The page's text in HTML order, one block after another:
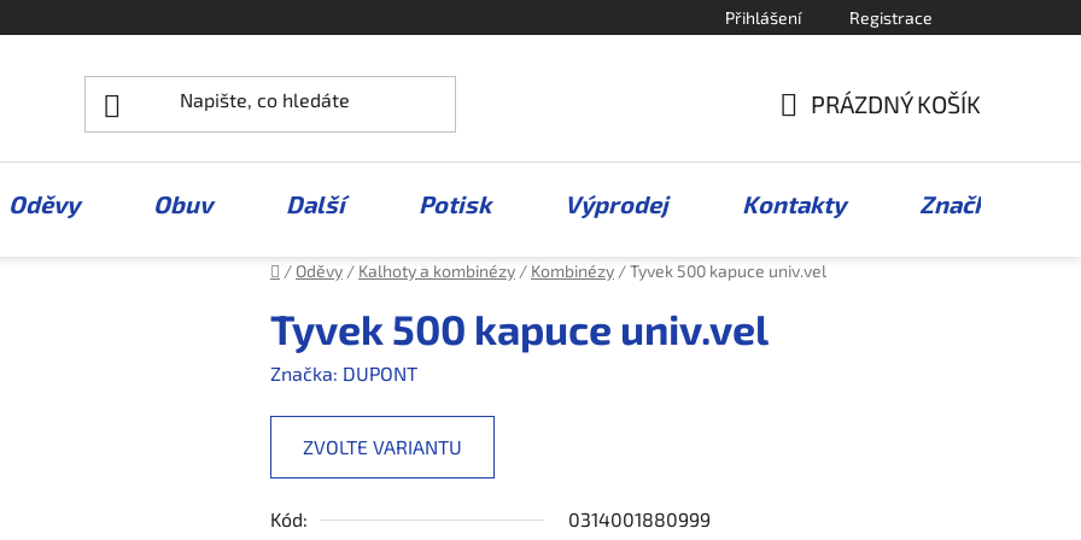
Přihlášení Registrace
KOŠÍK
PRÁZDNÝ KOŠÍK
Oděvy Obuv Další Potisk Výprodej Kontakty Značky
Domů
/ Oděvy / Kalhoty a kombinézy / Kombinézy /Tyvek 500 kapuce univ.vel
Tyvek 500 kapuce univ.vel
Značka: DUPONT
ZVOLTE VARIANTU
Kód: 0314001880999